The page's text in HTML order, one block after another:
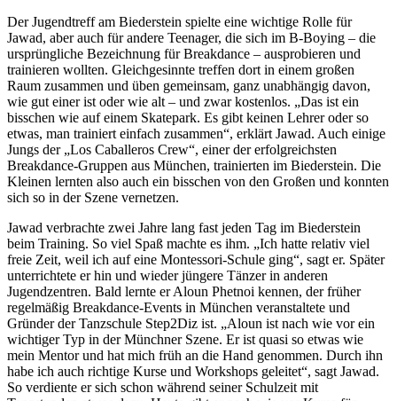
Der Jugendtreff am Biederstein spielte eine wichtige Rolle für
Jawad, aber auch für andere Teenager, die sich im B-Boying – die
ursprüngliche Bezeichnung für Breakdance – ausprobieren und
trainieren wollten. Gleichgesinnte treffen dort in einem großen
Raum zusammen und üben gemeinsam, ganz unabhängig davon,
wie gut einer ist oder wie alt – und zwar kostenlos. „Das ist ein
bisschen wie auf einem Skatepark. Es gibt keinen Lehrer oder so
etwas, man trainiert einfach zusammen“, erklärt Jawad. Auch einige
Jungs der „Los Caballeros Crew“, einer der erfolgreichsten
Breakdance-Gruppen aus München, trainierten im Biederstein. Die
Kleinen lernten also auch ein bisschen von den Großen und konnten
sich so in der Szene vernetzen.
Jawad verbrachte zwei Jahre lang fast jeden Tag im Biederstein
beim Training. So viel Spaß machte es ihm. „Ich hatte relativ viel
freie Zeit, weil ich auf eine Montessori-Schule ging“, sagt er. Später
unterrichtete er hin und wieder jüngere Tänzer in anderen
Jugendzentren. Bald lernte er Aloun Phetnoi kennen, der früher
regelmäßig Breakdance-Events in München veranstaltete und
Gründer der Tanzschule Step2Diz ist. „Aloun ist nach wie vor ein
wichtiger Typ in der Münchner Szene. Er ist quasi so etwas wie
mein Mentor und hat mich früh an die Hand genommen. Durch ihn
habe ich auch richtige Kurse und Workshops geleitet“, sagt Jawad.
So verdiente er sich schon während seiner Schulzeit mit